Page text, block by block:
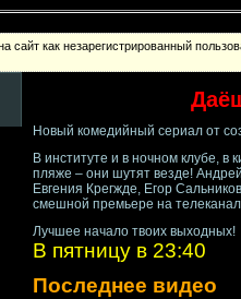
как незарегистрированный
Новый комедийный сериал от
В институте и в ночном клубе, в
пляже – они шутят везде!
Евгения Крегжде, Егор
смешной премьере на
Лучшее начало твоих выходных!
В пятницу в 23:40
Последнее видео